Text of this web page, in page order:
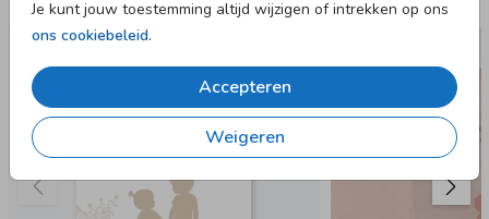
Je kunt jouw toestemming altijd wijzigen of intrekken op ons
ons cookiebeleid.
Accepteren
Weigeren